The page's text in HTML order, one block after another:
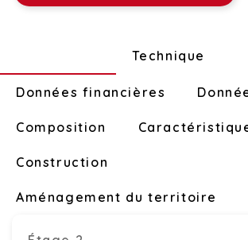
Technique
Données financières
Composition
Construction
Aménagement du territoire